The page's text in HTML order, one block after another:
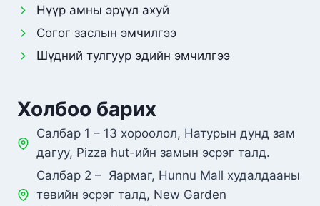
Нүүр амны эрүүл ахуй
Согог заслын эмчилгээ
Шүдний тулгуур эдийн эмчилгээ
Холбоо барих
Салбар 1 – 13 хороолол, Натурын дунд зам
дагуу, Pizza hut-ийн замын эсрэг талд.
Салбар 2 – Яармаг, Hunnu Mall худалдааны
төвийн эсрэг талд, New Garden